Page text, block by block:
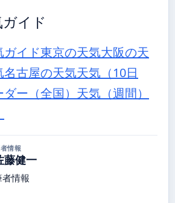
イド
イド東京の天気大阪の天
名古屋の天気天気（10日
ー（全国） 天気（週間）
情報
藤健一
者情報